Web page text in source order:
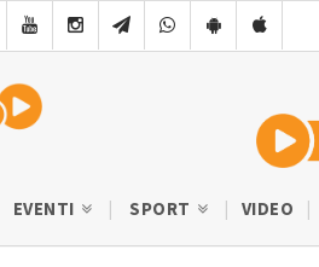
EVENTI SPORT VIDEO